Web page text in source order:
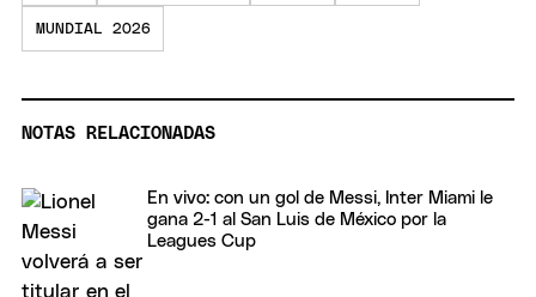
MUNDIAL 2026
NOTAS RELACIONADAS
En vivo: con un gol de Messi, Inter Miami le
gana 2-1 al San Luis de México por la
Leagues Cup